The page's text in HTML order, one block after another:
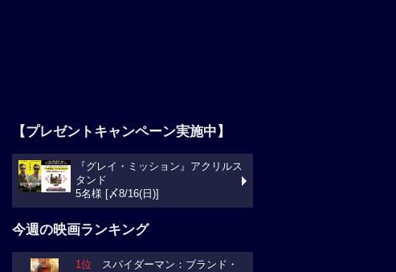
【プレゼントキャンペーン実施中】
『グレイ・ミッション』アクリルス
タンド
5名様 [〆8/16(日)]
今週の映画ランキング
1位 スパイダーマン：ブランド・